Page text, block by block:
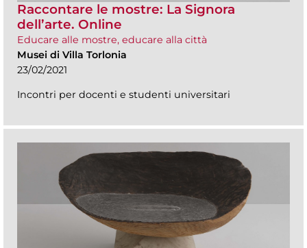
Raccontare le mostre: La Signora
dell’arte. Online
Educare alle mostre, educare alla città
Musei di Villa Torlonia
23/02/2021
Incontri per docenti e studenti universitari